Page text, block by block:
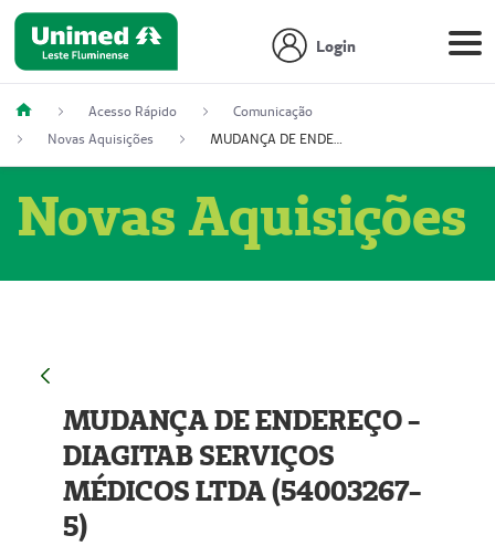
Login
Acesso Rápido
Comunicação
Novas Aquisições
MUDANÇA DE ENDEREÇO - DIAGITAB SERVIÇOS MÉDICOS LTDA (54003267-5)
Novas Aquisições
MUDANÇA DE ENDEREÇO -
DIAGITAB SERVIÇOS
MÉDICOS LTDA (54003267-
5)